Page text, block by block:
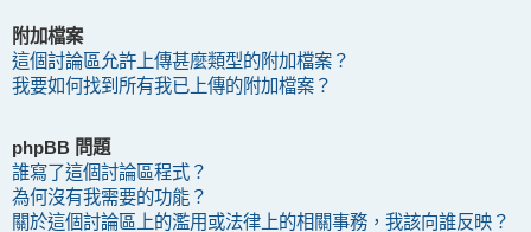
附加檔案
這個討論區允許上傳甚麼類型的附加檔案？
我要如何找到所有我已上傳的附加檔案？
phpBB 問題
誰寫了這個討論區程式？
為何沒有我需要的功能？
關於這個討論區上的濫用或法律上的相關事務，我該向誰反映？